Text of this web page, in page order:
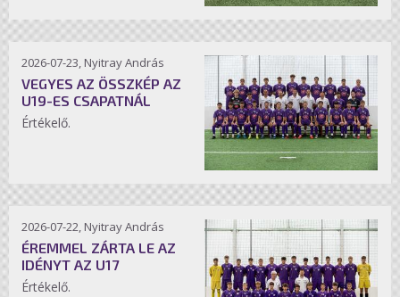
2026-07-23, Nyitray András
VEGYES AZ ÖSSZKÉP AZ
U19-ES CSAPATNÁL
Értékelő.
2026-07-22, Nyitray András
ÉREMMEL ZÁRTA LE AZ
IDÉNYT AZ U17
Értékelő.